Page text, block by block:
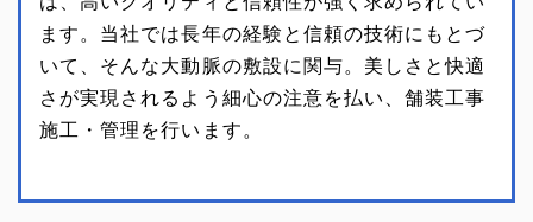
ます。当社では長年の経験と信頼の技術にもとづ
いて、そんな大動脈の敷設に関与。美しさと快適
さが実現されるよう細心の注意を払い、舗装工事
施工・管理を行います。